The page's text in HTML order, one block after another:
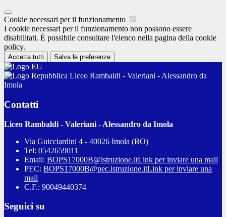
Cookie necessari per il funzionamento
I cookie necessari per il funzionamento non possono essere
disabilitati. È possibile consultare l'elenco nella pagina della cookie
policy.
Accetta tutti Salva le preferenze
Liceo Rambaldi - Valeriani - Alessandro da
Imola
Contatti
Liceo Rambaldi - Valeriani - Alessandro da Imola
Via Guicciardini 4 - 40026 Imola (BO)
Tel: 0542659011
Email: BOPS17000B@istruzione.itLink per inviare una mail
PEC: BOPS17000B@pec.istruzione.itLink per inviare una
mail
C.F.: 90049440374
Seguici su